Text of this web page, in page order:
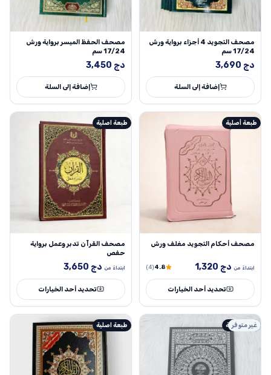
مصحف التجويد 4 أجزاء برواية ورش
17/24 سم
3,690 دج
إضافة إلى السلة
مصحف الحفظ الميسر برواية ورش
17/24 سم
3,450 دج
إضافة إلى السلة
طبعة أصلية
مصحف أحكام التجويد مغلف ورش
ابتداءً من 1,320 دج 4.8
(4)
تحديد أحد الخيارات
طبعة اصلية
مصحف القرآن تدبر وعمل برواية
حفص
ابتداءً من 3,650 دج
تحديد أحد الخيارات
طبعة أصلية
غير متوفر طبعة اصلية